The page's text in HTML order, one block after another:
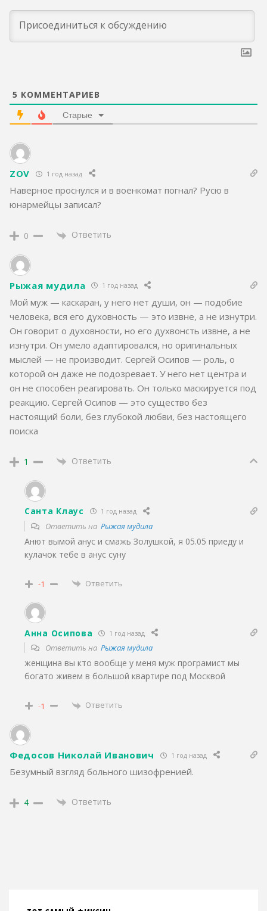
5 КОММЕНТАРИЕВ
Старые
ZOV 1 год назад
Наверное проснулся и в военкомат погнал? Русю в
юнармейцы записал?
0 Ответить
Рыжая мудила 1 год назад
Мой муж — каскаран, у него нет души, он — подобие
человека, вся его духовность — это извне, а не изнутри.
Он говорит о духовности, но его духвонсть извне, а не
изнутри. Он умело адаптировался, но оригинальных
мыслей — не производит. Сергей Осипов — роль, о
которой он даже не подозревает. У него нет центра и
он не способен реагировать. Он только маскируется под
реакцию. Сергей Осипов — это существо без
настоящий боли, без глубокой любви, без настоящего
поиска
1 Ответить
Санта Клаус 1 год назад
Ответить на Рыжая мудила
Анют вымой анус и смажь Золушкой, я 05.05 приеду и
кулачок тебе в анус суну
-1 Ответить
Анна Осипова 1 год назад
Ответить на Рыжая мудила
женщина вы кто вообще у меня муж програмист мы
богато живем в большой квартире под Москвой
-1 Ответить
Федосов Николай Иванович 1 год назад
Безумный взгляд больного шизофренией.
4 Ответить